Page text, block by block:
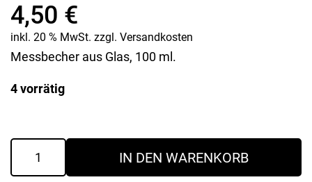
4,50 €
inkl. 20 % MwSt. zzgl. Versandkosten
Messbecher aus Glas, 100 ml.
4 vorrätig
Mini
Messbecher
MESSI
IN DEN WARENKORB